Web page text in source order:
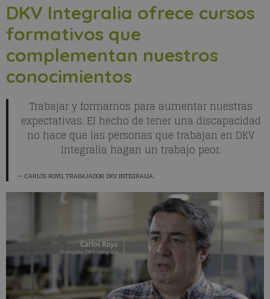
DKV Integralia ofrece cursos
formativos que
complementan nuestros
conocimientos
Trabajar y formarnos para aumentar nuestras
expectativas. El hecho de tener una discapacidad
no hace que las personas que trabajan en DKV
Integralia hagan un trabajo peor.
CARLOS ROYO, TRABAJADOR DKV INTEGRALIA.